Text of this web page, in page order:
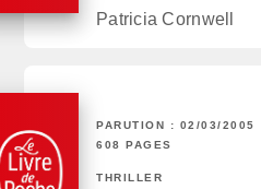
Patricia Cornwell
PARUTION : 02/03/2005
608 PAGES
THRILLER